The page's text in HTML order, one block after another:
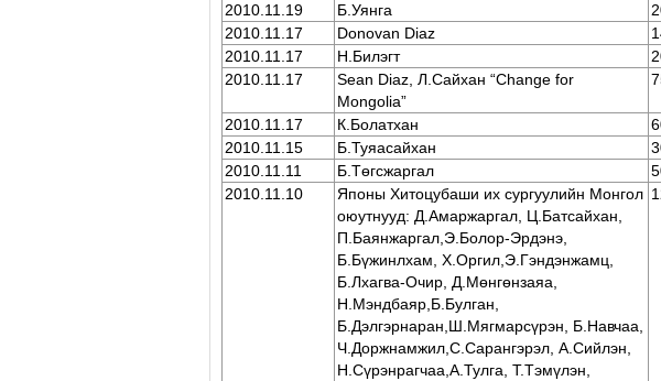
2010.11.19
Б.Уянга
2010.11.17
Donovan Diaz
2010.11.17
Н.Билэгт
2010.11.17
Sean Diaz, Л.Сайхан “Change for
Mongolia”
2010.11.17 К.Болатхан
2010.11.15
Б.Туяасайхан
2010.11.11
Б.Төгсжаргал
2010.11.10
Японы Хитоцубаши их сургуулийн Монгол
оюутнууд: Д.Амаржаргал, Ц.Батсайхан,
П.Баянжаргал,Э.Болор-Эрдэнэ,
Б.Бүжинлхам, Х.Оргил,Э.Гэндэнжамц,
Б.Лхагва-Очир, Д.Мөнгөнзаяа,
Н.Мэндбаяр,Б.Булган,
Б.Дэлгэрнаран,Ш.Мягмарсүрэн, Б.Навчаа,
Ч.Доржнамжил,С.Сарангэрэл, А.Сийлэн,
Н.Сүрэнрагчаа,А.Тулга, Т.Тэмүлэн,